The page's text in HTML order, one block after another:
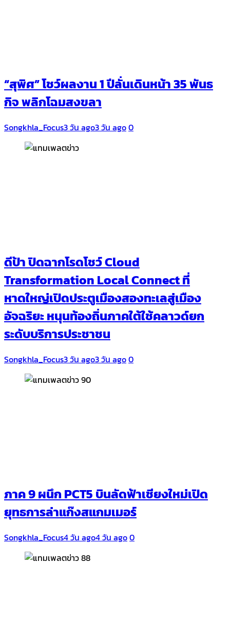
“สุพิศ” โชว์ผลงาน 1 ปีลั่นเดินหน้า 35 พันธ
กิจ พลิกโฉมสงขลา
Songkhla_Focus3 วัน ago3 วัน ago0
ดีป้า ปิดฉากโรดโชว์ Cloud
Transformation Local Connect ที่
หาดใหญ่เปิดประตูเมืองสองทะเลสู่เมือง
อัจฉริยะ หนุนท้องถิ่นภาคใต้ใช้คลาวด์ยก
ระดับบริการประชาชน
Songkhla_Focus3 วัน ago3 วัน ago0
ภาค 9 ผนึก PCT5 บินลัดฟ้าเชียงใหม่เปิด
ยุทธการล่าแก๊งสแกมเมอร์
Songkhla_Focus4 วัน ago4 วัน ago0